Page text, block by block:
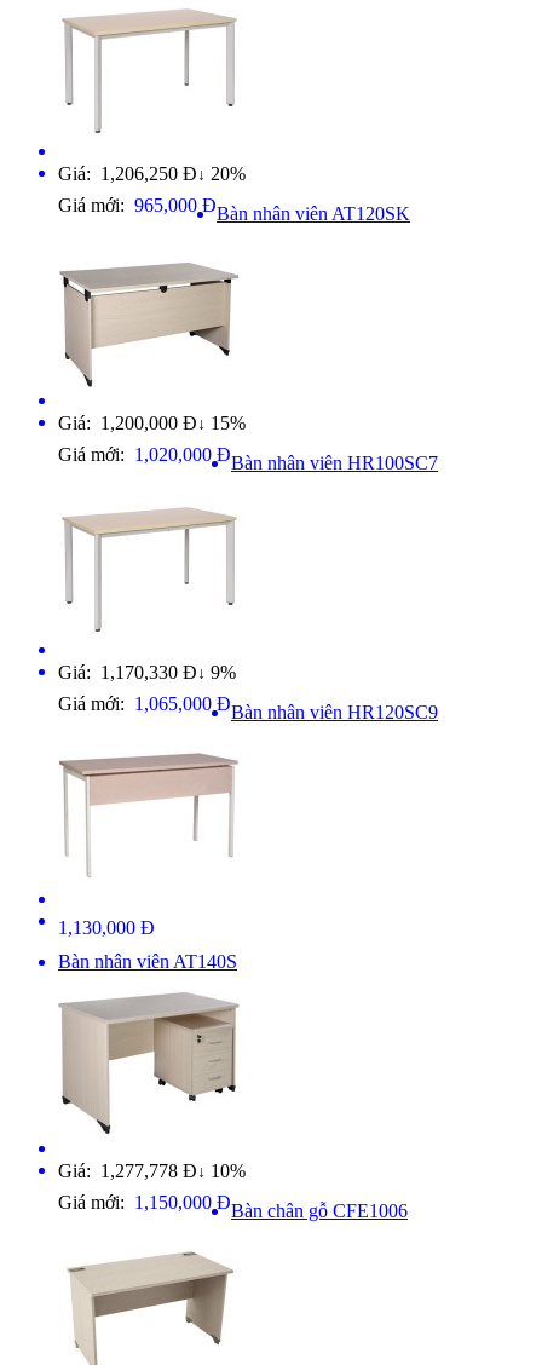
Giá: 1,206,250 Đ ↓ 20%
Giá mới: 965,000 ĐBàn nhân viên AT120SK
Giá: 1,200,000 Đ ↓ 15%
Giá mới: 1,020,000 ĐBàn nhân viên HR100SC7
Giá: 1,170,330 Đ ↓ 9%
Giá mới: 1,065,000 ĐBàn nhân viên HR120SC9
1,130,000 Đ
Bàn nhân viên AT140S
Giá: 1,277,778 Đ ↓ 10%
Giá mới: 1,150,000 ĐBàn chân gỗ CFE1006